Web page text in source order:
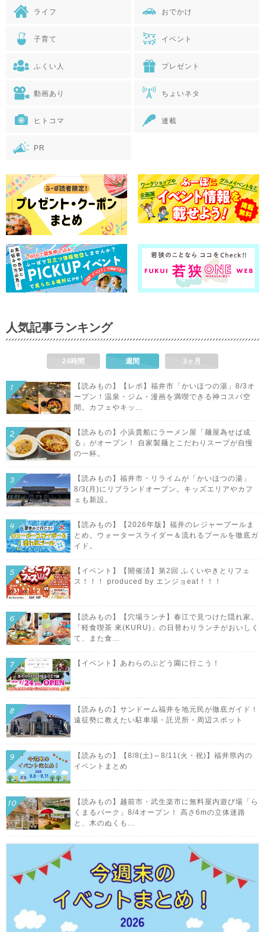
ライフ おでかけ
子育て イベント
ふくい人 プレゼント
動画あり ちょいネタ
ヒトコマ 連載
PR
人気記事ランキング
24時間 週間 3ヶ月
【読みもの】【レポ】福井市「かいほつの湯」8/3オ
ープン！温泉・ジム・漫画を満喫できる神コスパ空
間。カフェやキッ...
【読みもの】小浜貴船にラーメン屋「麺屋為せば成
る」がオープン！ 自家製麺とこだわりスープが自慢
の一杯。
【読みもの】福井市・リライムが「かいほつの湯」
8/3(月)にリブランドオープン。キッズエリアやカフ
ェも新設。
【読みもの】【2026年版】福井のレジャープールま
とめ。ウォータースライダー＆流れるプールを徹底ガ
イド。
【イベント】【開催済】第2回 ふくいやきとりフェ
ス！！！ produced by エンジョeat！！！
【読みもの】【穴場ランチ】春江で見つけた隠れ家。
「軽食喫茶 來(KURU)」の日替わりランチがおいしく
て、また食...
【イベント】あわらのぶどう園に行こう！
【読みもの】サンドーム福井を地元民が徹底ガイド！
遠征勢に教えたい駐車場・託児所・周辺スポット
【読みもの】【8/8(土)～8/11(火・祝)】福井県内の
イベントまとめ
【読みもの】越前市・武生楽市に無料屋内遊び場「ら
くまるパーク」8/4オープン！ 高さ6mの立体迷路
と、木のぬくも...